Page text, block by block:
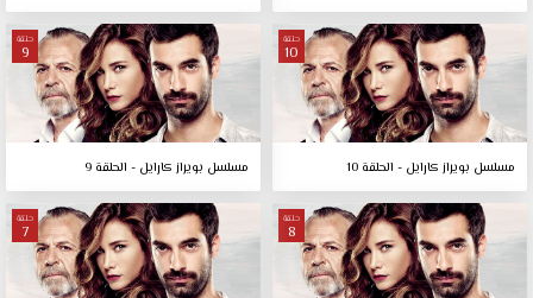
حلقة
10
مسلسل بويراز كارايل - الحلقة 10
حلقة
9
مسلسل بويراز كارايل - الحلقة 9
حلقة
8
حلقة
7